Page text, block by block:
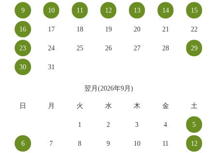
9 10 11 12 13 14 15
16 17 18 19 20 21 22
23 24 25 26 27 28 29
30 31
翌月(2026年9月)
日 月 火 水 木 金 土
1 2 3 4 5
6 7 8 9 10 11 12